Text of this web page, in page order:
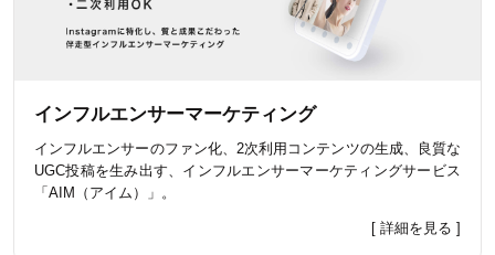
インフルエンサーマーケティング
インフルエンサーのファン化、2次利用コンテンツの生成、良質な
UGC投稿を生み出す、インフルエンサーマーケティングサービス
「AIM（アイム）」。
[ 詳細を見る ]